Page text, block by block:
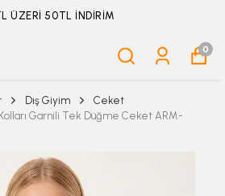
İADE TALEBİ İÇİN TIKLA
0
Dış Giyim
Ceket
Kolları Garnili Tek Düğme Ceket ARM-